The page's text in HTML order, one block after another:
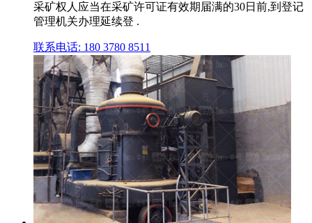
采矿权人应当在采矿许可证有效期届满的30日前,到登记
管理机关办理延续登 .
联系电话: 180 3780 8511